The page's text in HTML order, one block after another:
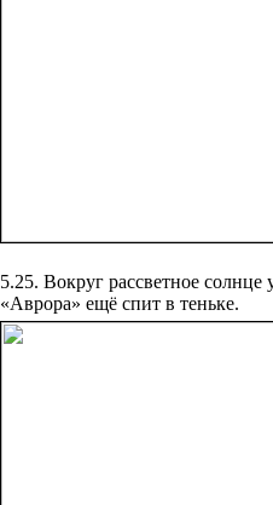
5.25. Вокруг рассветное солнце
«Аврора» ещё спит в теньке.